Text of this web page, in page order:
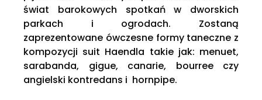
świat barokowych spotkań w dworskich
parkach i ogrodach. Zostaną
zaprezentowane ówczesne formy taneczne z
kompozycji suit Haendla takie jak: menuet,
sarabanda, gigue, canarie, bourree czy
angielski kontredans i hornpipe.